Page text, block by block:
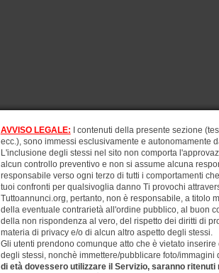
AVVISO LEGALE: I contenuti della presente sezione
ecc.), sono immessi esclusivamente e autonomamente
L'inclusione degli stessi nel sito non comporta
alcun controllo preventivo e non si assume alcuna
responsabile verso ogni terzo di tutti i comportamenti
tuoi confronti per qualsivoglia danno Ti provochi
Tuttoannunci.org, pertanto, non è responsabile, a titolo
della eventuale contrarietà all'ordine pubblico, al buon
della non rispondenza al vero, del rispetto dei diritti di
materia di privacy e/o di alcun altro aspetto degli stessi.
Gli utenti prendono comunque atto che è vietato
degli stessi, nonchè immettere/pubblicare foto/
di età dovessero utilizzare il Servizio, saranno